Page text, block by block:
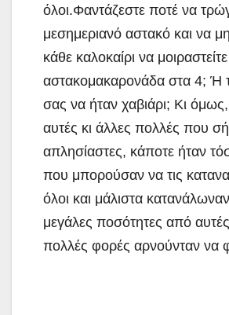
όλοι.Φαντάζεστε ποτέ να
μεσημεριανό αστακό και να
κάθε καλοκαίρι να
αστακομακαρονάδα στα 4; Ή
σας να ήταν χαβιάρι; Κι
αυτές κι άλλες πολλές που
απλησίαστες, κάποτε ήταν
που μπορούσαν να τις
όλοι και μάλιστα
μεγάλες ποσότητες από
πολλές φορές αρνούνταν να